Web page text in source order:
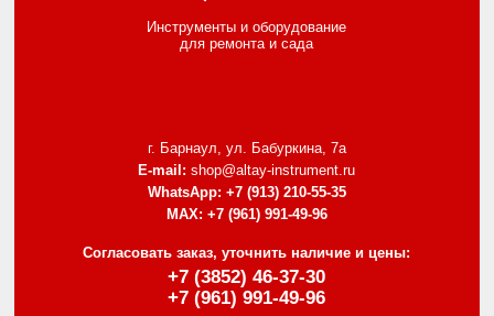
Инструменты и оборудование
для ремонта и сада
г. Барнаул, ул. Бабуркина, 7а
E-mail: shop@altay-instrument.ru
WhatsApp: +7 (913) 210-55-35
MAX: +7 (961) 991-49-96
Согласовать заказ, уточнить наличие и цены:
+7 (3852) 46-37-30
+7 (961) 991-49-96